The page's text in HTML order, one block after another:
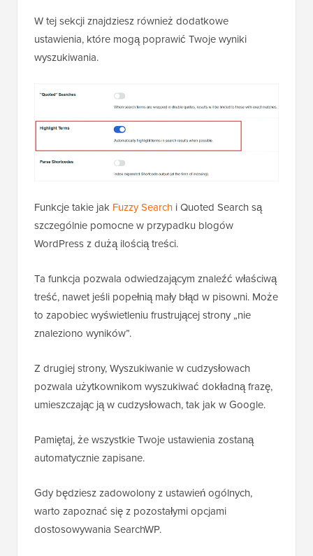
W tej sekcji znajdziesz również dodatkowe
ustawienia, które mogą poprawić Twoje wyniki
wyszukiwania.
Funkcje takie jak Fuzzy Search i Quoted Search są
szczególnie pomocne w przypadku blogów
WordPress z dużą ilością treści.
Ta funkcja pozwala odwiedzającym znaleźć właściwą
treść, nawet jeśli popełnią mały błąd w pisowni. Może
to zapobiec wyświetleniu frustrującej strony „nie
znaleziono wyników”.
Z drugiej strony, Wyszukiwanie w cudzysłowach
pozwala użytkownikom wyszukiwać dokładną frazę,
umieszczając ją w cudzysłowach, tak jak w Google.
Pamiętaj, że wszystkie Twoje ustawienia zostaną
automatycznie zapisane.
Gdy będziesz zadowolony z ustawień ogólnych,
warto zapoznać się z pozostałymi opcjami
dostosowywania SearchWP.